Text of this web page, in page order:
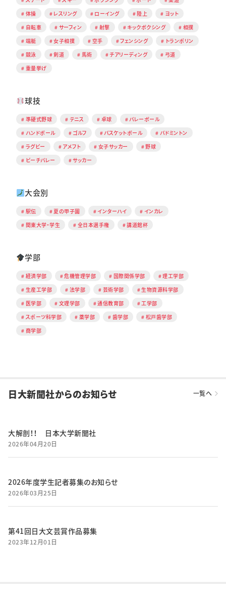
体操
レスリング ローイング 陸上
ヨット
自転車
サーフィン 射撃 キックボクシング
相撲
端艇
女子相撲 空手 フェンシング
トランポリン
競泳
剣道 馬術 チアリーディング
弓道
重量挙げ
球技
準硬式野球 テニス 卓球
バレーボール
ハンドボール
ゴルフ バスケットボール
バドミントン
ラグビー
アメフト 女子サッカー
野球
ビーチバレー
サッカー
大会別
駅伝 夏の甲子園 インターハイ
インカレ
関東大学・学生
全日本選手権 講道館杯
学部
経済学部 危機管理学部 国際関係学部
理工学部
生産工学部
法学部 芸術学部
生物資源科学部
医学部
文理学部 通信教育部
工学部
スポーツ科学部
薬学部 歯学部
松戸歯学部
商学部
日大新聞社からのお知らせ 一覧へ
大解剖！！ 日本大学新聞社
2026年04月20日
2026年度学生記者募集のお知らせ
2026年03月25日
第41回日大文芸賞作品募集
2023年12月01日